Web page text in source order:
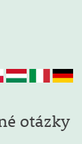
otázky